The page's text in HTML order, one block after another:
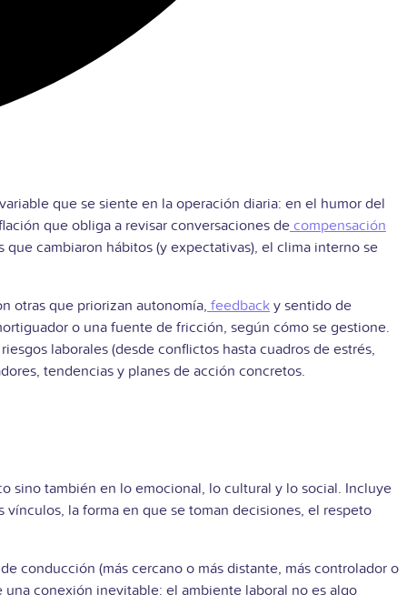
que se siente en la operación diaria: en el humor del
que obliga a revisar conversaciones de compensación
cambiaron hábitos (y expectativas), el clima interno se
otras que priorizan autonomía, feedback y sentido de
o una fuente de fricción, según cómo se gestione.
laborales (desde conflictos hasta cuadros de estrés,
tendencias y planes de acción concretos.
sino también en lo emocional, lo cultural y lo social. Incluye
la forma en que se toman decisiones, el respeto
conducción (más cercano o más distante, más controlador o
una conexión inevitable: el ambiente laboral no es algo